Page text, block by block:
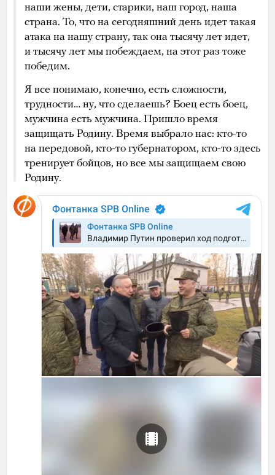
наши жены, дети, старики, наш город, наша
страна. То, что на сегодняшний день идет такая
атака на нашу страну, так она тысячу лет идет,
и тысячу лет мы побеждаем, на этот раз тоже
победим.
Я все понимаю, конечно, есть сложности,
трудности… ну, что сделаешь? Боец есть боец,
мужчина есть мужчина. Пришло время
защищать Родину. Время выбрало нас: кто-то
на передовой, кто-то губернатором, кто-то здесь
тренирует бойцов, но все мы защищаем свою
Родину.